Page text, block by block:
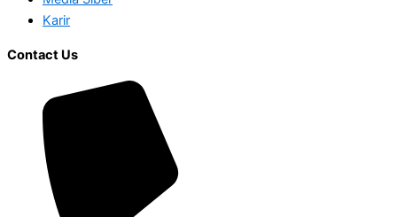
Karir
Contact Us